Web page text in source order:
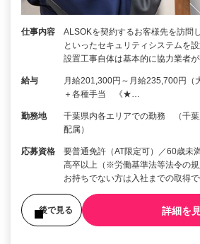
仕事内容
ALSOKを契約するお客様先を訪問
といったセキュリティシステムを
設置工事自体は基本的に協力業者
給与
月給201,300円～月給235,700円（
＋各種手当 《★…
勤務地
千葉県内各エリアでの勤務 （千
配属）
応募資格
要普通免許（AT限定可）／60歳未
高卒以上（※労働基準法等法令の
お持ちでない方は入社までの取得で
後で見る 詳細を